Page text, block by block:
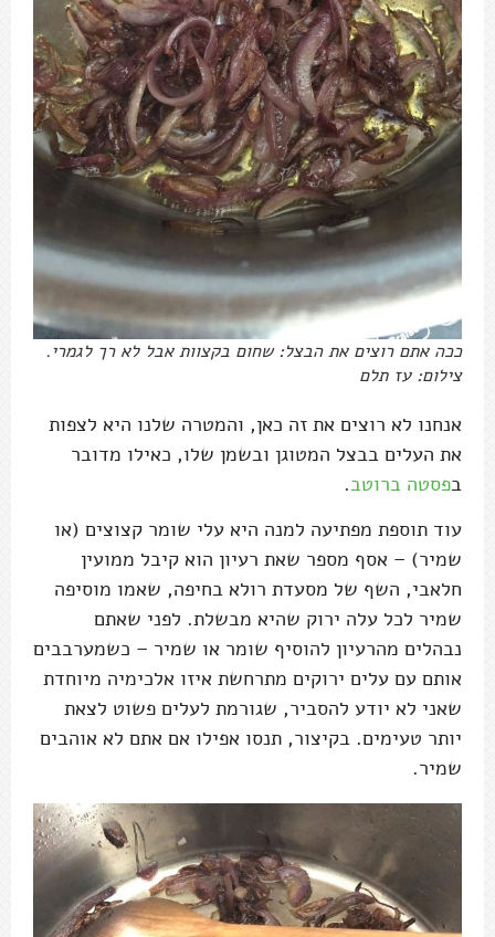
ככה אתם רוצים את הבצל: שחום בקצוות אבל לא רך לגמרי.
צילום: עז תלם
אנחנו לא רוצים את זה כאן, והמטרה שלנו היא לצפות
את העלים בבצל המטוגן ובשמן שלו, כאילו מדובר
בפסטה ברוטב.
עוד תוספת מפתיעה למנה היא עלי שומר קצוצים (או
שמיר) – אסף מספר שאת רעיון הוא קיבל ממועין
חלאבי, השף של מסעדת רולא בחיפה, שאמו מוסיפה
שמיר לכל עלה ירוק שהיא מבשלת. לפני שאתם
נבהלים מהרעיון להוסיף שומר או שמיר – כשמערבבים
אותם עם עלים ירוקים מתרחשת איזו אלכימיה מיוחדת
שאני לא יודע להסביר, שגורמת לעלים פשוט לצאת
יותר טעימים. בקיצור, תנסו אפילו אם אתם לא אוהבים
שמיר.